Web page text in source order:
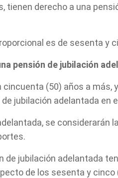
tienen derecho a una
es de sesenta y
pensión de jubilación
(50) años a más,
jubilación adelantada en
se considerarán
jubilación adelantada
de los sesenta y cinco